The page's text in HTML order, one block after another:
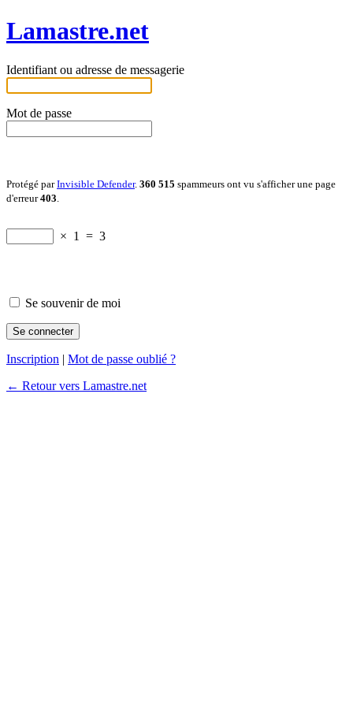
Lamastre.net
Identifiant ou adresse de messagerie
Mot de passe
Protégé parInvisible Defender. 360 515 spammeurs ont vu s'afficher une page
d'erreur403
× 1 = 3
Se souvenir de moi
Inscription | Mot de passe oublié ?
← Retour vers Lamastre.net